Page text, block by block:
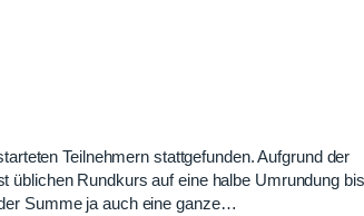
Teilnehmern stattgefunden. Aufgrund der
Rundkurs auf eine halbe Umrundung
Summe ja auch eine ganze…